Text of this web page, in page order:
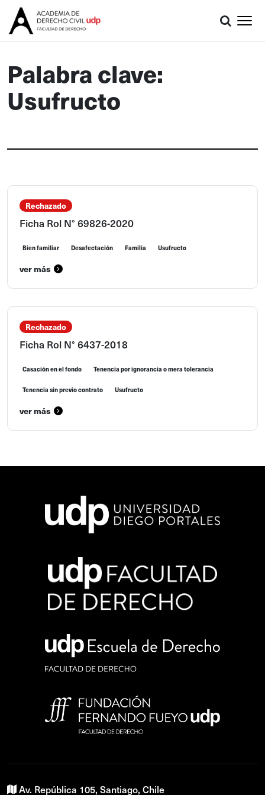
Palabra clave:
Usufructo
Rechazado
Ficha Rol N° 69826-2020
Bien familiar Desafectación Familia Usufructo
ver más
Rechazado
Ficha Rol N° 6437-2018
Casación en el fondo Tenencia por ignorancia o mera tolerancia
Tenencia sin previo contrato Usufructo
ver más
Av. República 105, Santiago, Chile